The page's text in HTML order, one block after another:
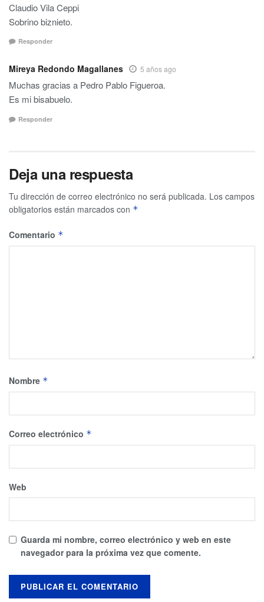
Claudio Vila Ceppi
Sobrino biznieto.
Responder
Mireya Redondo Magallanes 5 años ago
Muchas gracias a Pedro Pablo Figueroa.
Es mi bisabuelo.
Responder
Deja una respuesta
Tu dirección de correo electrónico no será publicada. Los campos
obligatorios están marcados con *
Comentario *
Nombre *
Correo electrónico *
Web
Guarda mi nombre, correo electrónico y web en este
navegador para la próxima vez que comente.